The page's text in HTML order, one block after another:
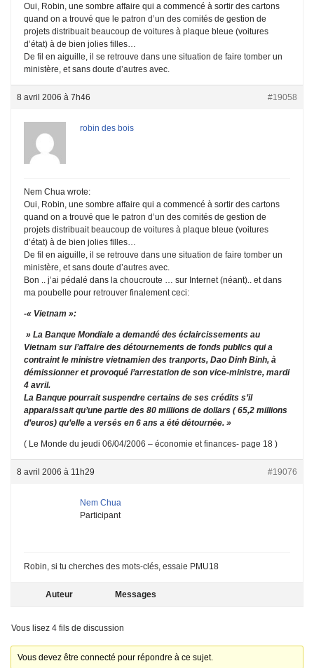
Oui, Robin, une sombre affaire qui a commencé à sortir des cartons
quand on a trouvé que le patron d’un des comités de gestion de
projets distribuait beaucoup de voitures à plaque bleue (voitures
d’état) à de bien jolies filles…
De fil en aiguille, il se retrouve dans une situation de faire tomber un
ministère, et sans doute d’autres avec.
8 avril 2006 à 7h46 #19058
robin des bois
Nem Chua wrote:
Oui, Robin, une sombre affaire qui a commencé à sortir des cartons
quand on a trouvé que le patron d’un des comités de gestion de
projets distribuait beaucoup de voitures à plaque bleue (voitures
d’état) à de bien jolies filles…
De fil en aiguille, il se retrouve dans une situation de faire tomber un
ministère, et sans doute d’autres avec.
Bon .. j’ai pédalé dans la choucroute … sur Internet (néant).. et dans
ma poubelle pour retrouver finalement ceci:
-« Vietnam »:
» La Banque Mondiale a demandé des éclaircissements au
Vietnam sur l’affaire des détournements de fonds publics qui a
contraint le ministre vietnamien des tranports, Dao Dinh Binh, à
démissionner et provoqué l’arrestation de son vice-ministre, mardi
4 avril.
La Banque pourrait suspendre certains de ses crédits s’il
apparaissait qu’une partie des 80 millions de dollars ( 65,2 millions
d’euros) qu’elle a versés en 6 ans a été détournée. »
( Le Monde du jeudi 06/04/2006 – économie et finances- page 18 )
8 avril 2006 à 11h29 #19076
Nem Chua
Participant
Robin, si tu cherches des mots-clés, essaie PMU18
Auteur Messages
Vous lisez 4 fils de discussion
Vous devez être connecté pour répondre à ce sujet.